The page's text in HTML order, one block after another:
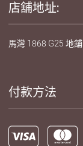
店舖地址:
馬灣 1868 G25 地舖
付款方法